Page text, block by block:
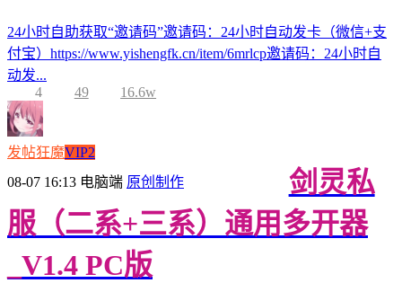
24小时自助获取“邀请码”邀请码：24小时自动发卡（微信+支
付宝）https://www.yishengfk.cn/item/6mrlcp邀请码：24小时自
动发...
4
49 16.6w
发帖狂魔VIP2
08-07 16:13 电脑端 原创制作
剑灵私
服（二系+三系）通用多开器
_V1.4 PC版